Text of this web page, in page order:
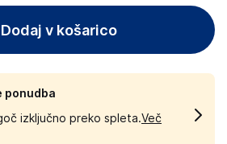
Dodaj v košarico
ponudba
izključno preko spleta.Več